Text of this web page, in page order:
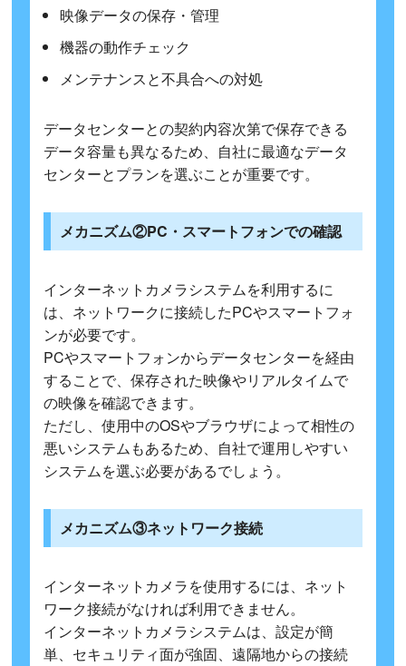
映像データの保存・管理
機器の動作チェック
メンテナンスと不具合への対処
データセンターとの契約内容次第で保存できる
データ容量も異なるため、自社に最適なデータ
センターとプランを選ぶことが重要です。
メカニズム②PC・スマートフォンでの確認
インターネットカメラシステムを利用するに
は、ネットワークに接続したPCやスマートフォ
ンが必要です。
PCやスマートフォンからデータセンターを経由
することで、保存された映像やリアルタイムで
の映像を確認できます。
ただし、使用中のOSやブラウザによって相性の
悪いシステムもあるため、自社で運用しやすい
システムを選ぶ必要があるでしょう。
メカニズム③ネットワーク接続
インターネットカメラを使用するには、ネット
ワーク接続がなければ利用できません。
インターネットカメラシステムは、設定が簡
単、セキュリティ面が強固、遠隔地からの接続